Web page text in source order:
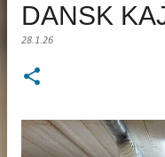
DANSK
28.1.26